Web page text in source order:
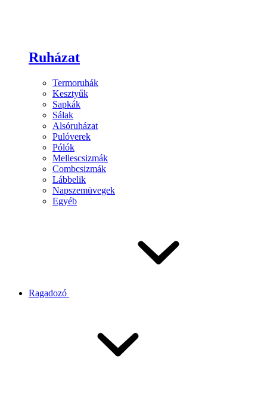
Ruházat
Termoruhák
Kesztyűk
Sapkák
Sálak
Alsóruházat
Pulóverek
Pólók
Mellescsizmák
Combcsizmák
Lábbelik
Napszemüvegek
Egyéb
Ragadozó